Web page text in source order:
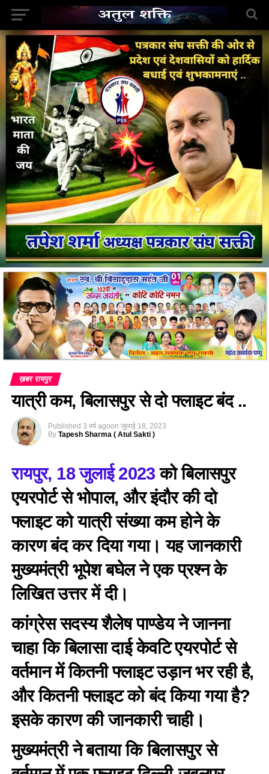
ख़बर रायपुर
यात्री कम, बिलासपुर से दो फ्लाइट बंद ..
Published 3 वर्ष agoon जुलाई 18, 2023
By Tapesh Sharma ( Atul Sakti )
रायपुर, 18 जुलाई 2023 को बिलासपुर
एयरपोर्ट से भोपाल, और इंदौर की दो
फ्लाइट को यात्री संख्या कम होने के
कारण बंद कर दिया गया। यह जानकारी
मुख्यमंत्री भूपेश बघेल ने एक प्रश्न के
लिखित उत्तर में दी।
कांग्रेस सदस्य शैलेष पाण्डेय ने जानना
चाहा कि बिलासा दाई केवटि एयरपोर्ट से
वर्तमान में कितनी फ्लाइट उड़ान भर रही है,
और कितनी फ्लाइट को बंद किया गया है?
इसके कारण की जानकारी चाही।
मुख्यमंत्री ने बताया कि बिलासपुर से